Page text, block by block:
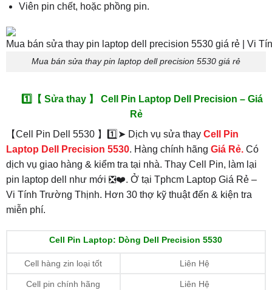
Viên pin chết, hoặc phồng pin.
Mua bán sửa thay pin laptop dell precision 5530 giá rẻ
1️⃣【 Sửa thay 】 Cell Pin Laptop Dell Precision – Giá
Rẻ
【Cell Pin Dell 5530 】1️⃣➤ Dịch vụ sửa thay Cell Pin
Laptop Dell Precision 5530. Hàng chính hãng Giá Rẻ.Có
dịch vụ giao hàng & kiểm tra tại nhà. Thay Cell Pin, làm lại
pin laptop dell như mới ❎❤️. Ở tại Tphcm Laptop Giá Rẻ –
Vi Tính Trường Thịnh. Hơn 30 thợ kỹ thuật đến & kiện tra
miễn phí.
Cell Pin Laptop: Dòng Dell Precision 5530
Cell hàng zin loại tốt Liên Hệ
Cell pin chính hãng Liên Hệ